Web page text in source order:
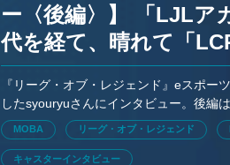
ー〈後編〉】 「LJLア
代を経て、晴れて「
気込み
『リーグ・オブ・レジェンド』eスポー
したsyouryuさんにインタビュー。後編
ミー」就任からの挫折、今季の目標を聞
MOBA リーグ・オブ・レジェンド
キャスターインタビュー